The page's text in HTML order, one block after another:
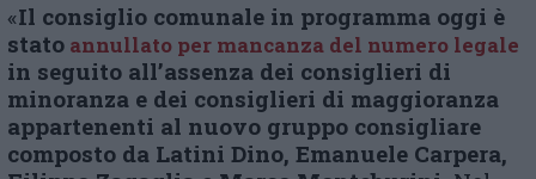
«Il consiglio comunale in programma oggi è
stato annullato per mancanza del numero legale
in seguito all’assenza dei consiglieri di
minoranza e dei consiglieri di maggioranza
appartenenti al nuovo gruppo consigliare
composto da Latini Dino, Emanuele Carpera,